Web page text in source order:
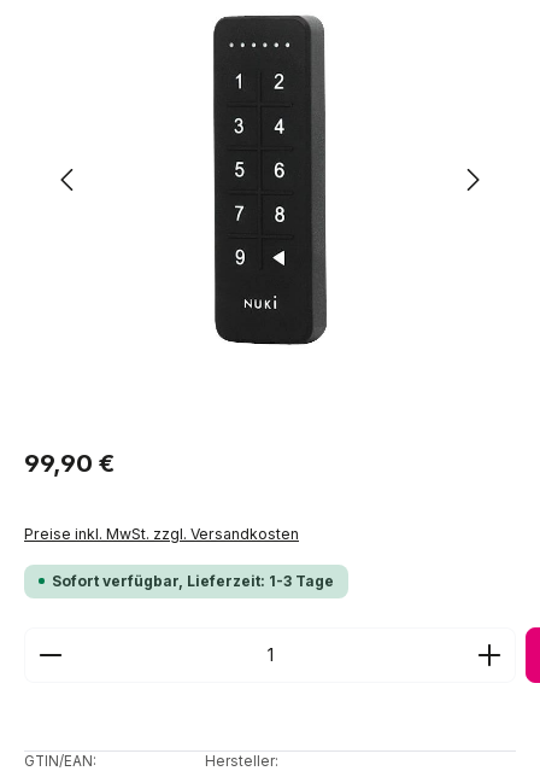
Regulärer Preis:
99,90 €
Preise inkl. MwSt. zzgl. Versandkosten
Sofort verfügbar, Lieferzeit: 1-3 Tage
Produkt Anzahl: Gib den gewünschten Wert ein
GTIN/EAN: Hersteller: